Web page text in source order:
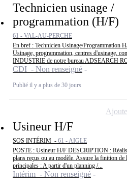
Technicien usinage /
programmation (H/F)
61 - VAL-AU-PERCHE
En bref : Technicien Usinage/Programmation
Usinage, programmation, centres d'usinage,
INDUSTRIE de notre bureau ADSEARCH
CDI - Non renseigné
Publié il y a plus de 30 jours
Usineur H/F
SOS INTÉRIM - 61 - AIGLE
POSTE : Usineur H/F DESCRIPTION :
plans reçus ou au modèle. Assure la finition
principales : A partir d'un planning /...
Intérim - Non renseigné